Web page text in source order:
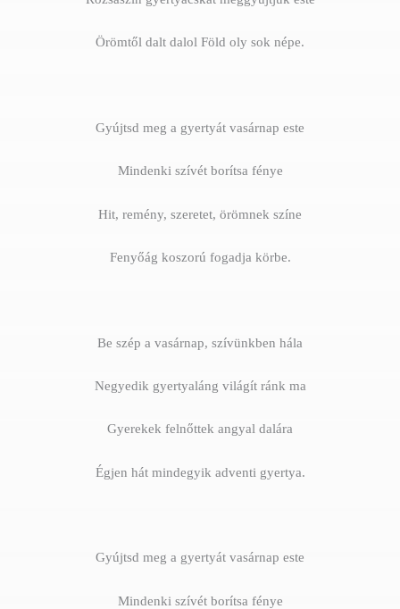
Örömtől dalt dalol Föld oly sok népe.
Gyújtsd meg a gyertyát vasárnap este
Mindenki szívét borítsa fénye
Hit, remény, szeretet, örömnek színe
Fenyőág koszorú fogadja körbe.
Be szép a vasárnap, szívünkben hála
Negyedik gyertyaláng világít ránk ma
Gyerekek felnőttek angyal dalára
Égjen hát mindegyik adventi gyertya.
Gyújtsd meg a gyertyát vasárnap este
Mindenki szívét borítsa fénye